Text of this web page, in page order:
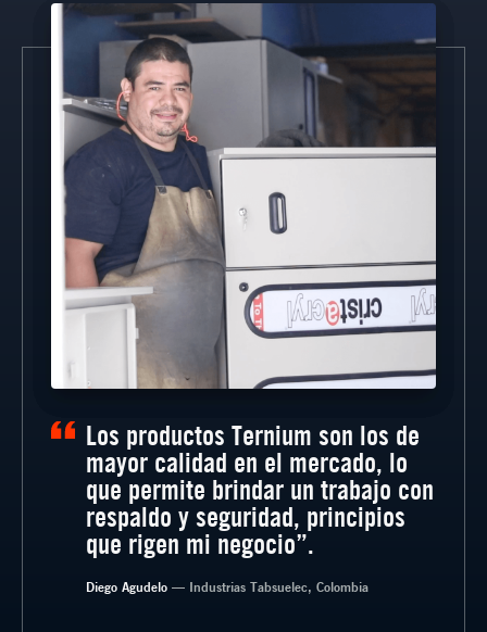
— Polyuprotec, Colombia
Los productos Ternium son los de
mayor calidad en el mercado, lo
que permite brindar un trabajo con
respaldo y seguridad, principios
que rigen mi negocio”.
Diego Agudelo— Industrias Tabsuelec, Colombia
— Jefe Abastecimiento Aceros Industriales,
— Director General Arcoli, Colombia